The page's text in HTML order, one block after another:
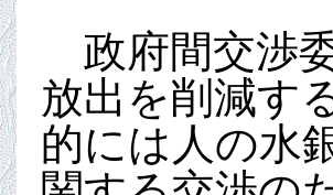
政府間交渉
放出を削減す
的には人の水